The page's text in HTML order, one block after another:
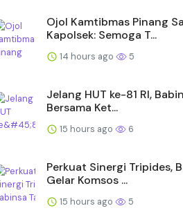
Ojol Kamtibmas Pinang
Kapolsek: Semoga T...
14 hours ago 5
Jelang HUT ke-81 RI,
Bersama Ket...
15 hours ago 6
Perkuat Sinergi Tripides,
Gelar Komsos ...
15 hours ago 5